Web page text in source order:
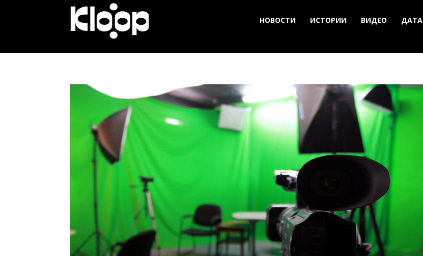
Новости
НОВОСТИ ИСТОРИИ ВИДЕО ДАТА